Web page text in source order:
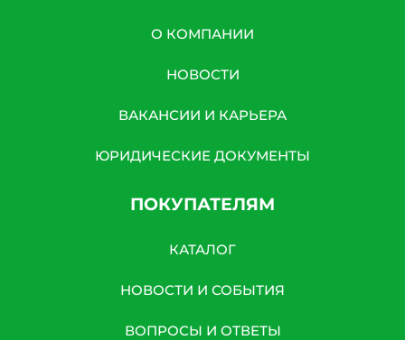
О КОМПАНИИ
НОВОСТИ
ВАКАНСИИ И КАРЬЕРА
ЮРИДИЧЕСКИЕ ДОКУМЕНТЫ
ПОКУПАТЕЛЯМ
КАТАЛОГ
НОВОСТИ И СОБЫТИЯ
ВОПРОСЫ И ОТВЕТЫ